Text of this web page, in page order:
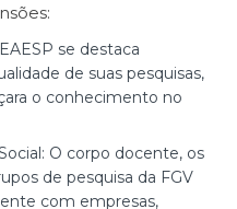
se destaca
de suas pesquisas,
o conhecimento no
O corpo docente, os
de pesquisa da FGV
com empresas,